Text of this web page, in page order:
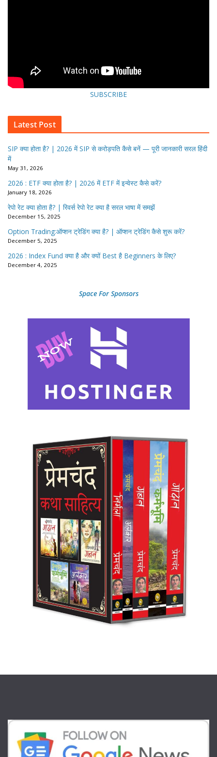
SUBSCRIBE
Latest Post
SIP क्या होता है? | 2026 में SIP से करोड़पति कैसे बनें — पूरी जानकारी सरल हिंदी
में
May 31, 2026
2026 : ETF क्या होता है? | 2026 में ETF में इन्वेस्ट कैसे करें?
January 18, 2026
रेपो रेट क्या होता है? | रिवर्स रेपो रेट क्या है सरल भाषा में समझें
December 15, 2025
Option Trading:ऑप्शन ट्रेडिंग क्या है? | ऑप्शन ट्रेडिंग कैसे शुरू करें?
December 5, 2025
2026 : Index Fund क्या है और क्यों Best है Beginners के लिए?
December 4, 2025
Space For Sponsors